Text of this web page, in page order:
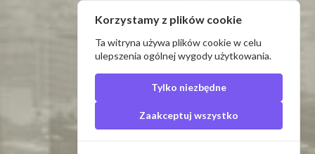
Serwis:
tel.: + 48 34 328 59 25
tel.: ‪+ 48 884 606 604‬
e-mail:biuro@prima-tech.pl
Korzystamy z plików cookie
Ta witryna używa plików cookie w celu
ulepszenia ogólnej wygody użytkowania.
Tylko niezbędne
Zaakceptuj wszystko